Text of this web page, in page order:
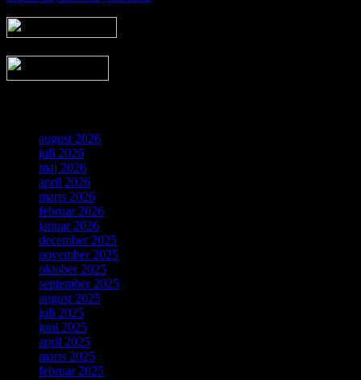
august 2026
juli 2026
maj 2026
april 2026
marts 2026
februar 2026
januar 2026
december 2025
november 2025
oktober 2025
september 2025
august 2025
juli 2025
juni 2025
april 2025
marts 2025
februar 2025